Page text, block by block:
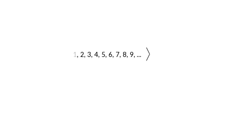
1 2 3 4 5 6 7 8 9 ...